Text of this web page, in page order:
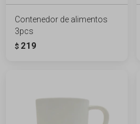
Contenedor de alimentos
3pcs
$ 219